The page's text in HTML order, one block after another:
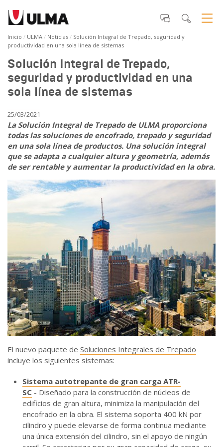
Inicio ULMA Noticias
Solución Integral de Trepado, seguridad y
productividad en una sola línea de sistemas
Solución Integral de Trepado,
seguridad y productividad en una
sola línea de sistemas
25/03/2021
La Solución Integral de Trepado de ULMA proporciona
todas las soluciones de encofrado, trepado y seguridad
en una sola línea de productos. Una solución integral
que se adapta a cualquier altura y geometría, además
de ser rentable y aumentar la productividad en la obra.
El nuevo paquete de Soluciones Integrales de Trepado
incluye los siguientes sistemas:
Sistema autotrepante de gran carga ATR-
SC - Diseñado para la construcción de núcleos de
edificios de gran altura, minimiza la manipulación del
encofrado en la obra. El sistema soporta 400 kN por
cilindro y puede elevarse de forma continua mediante
una única extensión del cilindro, sin el apoyo de ningún